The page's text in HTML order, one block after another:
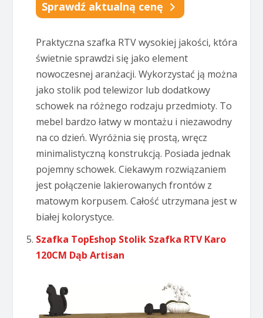
Sprawdź aktualną cenę
Praktyczna szafka RTV wysokiej jakości, która
świetnie sprawdzi się jako element
nowoczesnej aranżacji. Wykorzystać ją można
jako stolik pod telewizor lub dodatkowy
schowek na różnego rodzaju przedmioty. To
mebel bardzo łatwy w montażu i niezawodny
na co dzień. Wyróżnia się prostą, wręcz
minimalistyczną konstrukcją. Posiada jednak
pojemny schowek. Ciekawym rozwiązaniem
jest połączenie lakierowanych frontów z
matowym korpusem. Całość utrzymana jest w
białej kolorystyce.
Szafka TopEshop Stolik Szafka RTV Karo
120CM Dąb Artisan